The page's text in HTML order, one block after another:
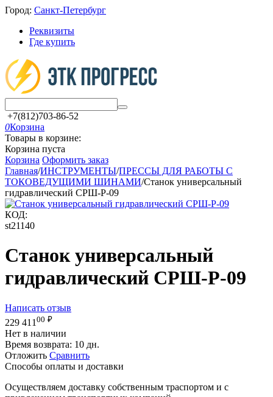
Город: Санкт-Петербург
Реквизиты
Где купить
+7(812)703-86-52
0Корзина
Товары в корзине:
Корзина пуста
Корзина Оформить заказ
Главная/ИНСТРУМЕНТЫ/ПРЕССЫ ДЛЯ РАБОТЫ С
ТОКОВЕДУЩИМИ ШИНАМИ/Станок универсальный
гидравлический СРШ-Р-09
КОД:
st21140
Станок универсальный
гидравлический СРШ-Р-09
Написать отзыв
229 411 00 ₽
Нет в наличии
Время возврата: 10 дн.
Отложить Сравнить
Способы оплаты и доставки
Осуществляем доставку собственным траспортом и с